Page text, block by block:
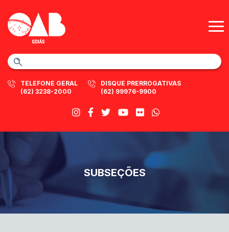
TELEFONE GERAL
(62) 3238-2000
DISQUE PRERROGATIVAS
(62) 99976-9900
SUBSEÇÕES